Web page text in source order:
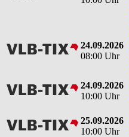
vlbtix
24.09.2026
08:00 Uhr
vlbtix
24.09.2026
10:00 Uhr
vlbtix
25.09.2026
10:00 Uhr